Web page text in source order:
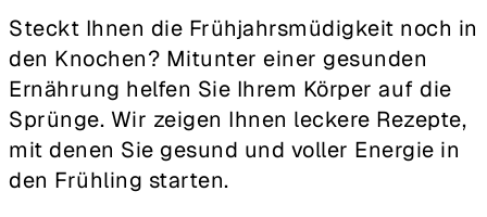
Steckt Ihnen die Frühjahrsmüdigkeit noch in
den Knochen? Mitunter einer gesunden
Ernährung helfen Sie Ihrem Körper auf die
Sprünge. Wir zeigen Ihnen leckere Rezepte,
mit denen Sie gesund und voller Energie in
den Frühling starten.